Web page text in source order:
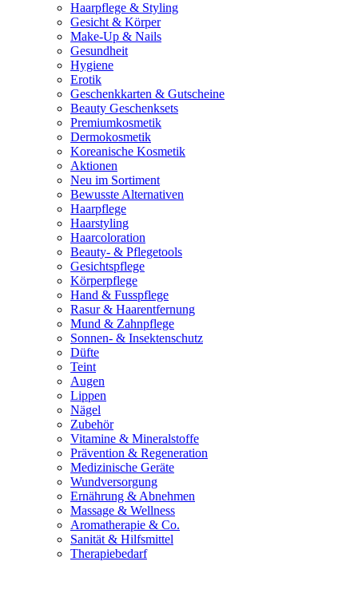
Haarpflege & Styling
Gesicht & Körper
Make-Up & Nails
Gesundheit
Hygiene
Erotik
Geschenkkarten & Gutscheine
Beauty Geschenksets
Premiumkosmetik
Dermokosmetik
Koreanische Kosmetik
Aktionen
Neu im Sortiment
Bewusste Alternativen
Haarpflege
Haarstyling
Haarcoloration
Beauty- & Pflegetools
Gesichtspflege
Körperpflege
Hand & Fusspflege
Rasur & Haarentfernung
Mund & Zahnpflege
Sonnen- & Insektenschutz
Düfte
Teint
Augen
Lippen
Nägel
Zubehör
Vitamine & Mineralstoffe
Prävention & Regeneration
Medizinische Geräte
Wundversorgung
Ernährung & Abnehmen
Massage & Wellness
Aromatherapie & Co.
Sanität & Hilfsmittel
Therapiebedarf